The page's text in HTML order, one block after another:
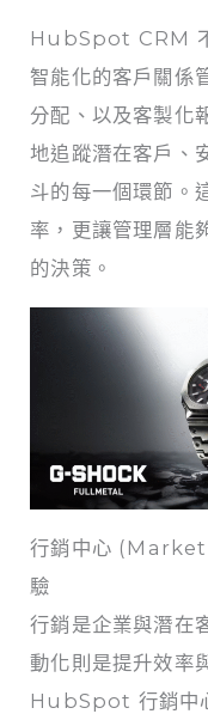
HubSpot CRM 不
智能化的客戶關係
分配、以及客製化
地追蹤潛在客戶、
斗的每一個環節。
率，更讓管理層能
的決策。
行銷中心
驗
行銷是企業與潛在
動化則是提升效率
HubSpot 行銷中